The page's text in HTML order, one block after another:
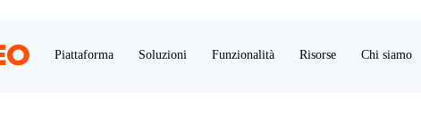
Piattaforma Soluzioni Funzionalità Risorse Chi siamo